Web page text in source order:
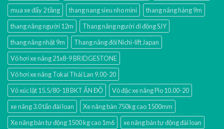
mua xe đẩy 2 tầng
thang nang sieu nho mini
thang nâng hàng 9m
thang nâng người 12m
Thang nâng người di động SJY
thang nâng nhật 9m
Thang nâng đôi Nichi-lift Japan
Vỏ hơi xe nâng 21x8-9 BRIDGESTONE
Vỏ hơi xe nâng Tokai Thái Lan 9.00-20
Vỏ xúc lật 15.5/80-18 BKT ẤN ĐỘ
Vỏ đặc xe nâng Pio 10.00-20
xe nâng 3.0 tấn đài loan
Xe nâng bàn 750kg cao 1500mm
Xe nâng bán tự động 1500 kg cao 1m6
xe nâng bán tự động đài loan